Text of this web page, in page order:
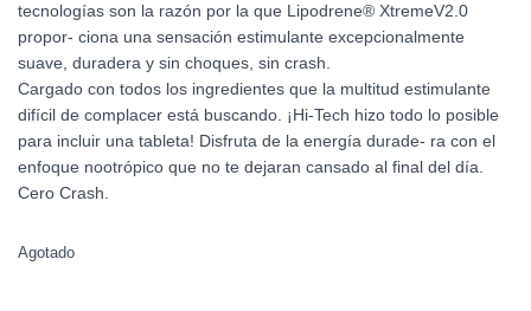
tecnologías son la razón por la que Lipodrene® XtremeV2.0
propor- ciona una sensación estimulante excepcionalmente
suave, duradera y sin choques, sin crash.
Cargado con todos los ingredientes que la multitud estimulante
difícil de complacer está buscando. ¡Hi-Tech hizo todo lo posible
para incluir una tableta! Disfruta de la energía durade- ra con el
enfoque nootrópico que no te dejaran cansado al final del día.
Cero Crash.
Agotado